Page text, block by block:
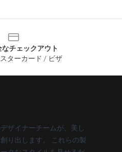
チェックアウト
ターカード / ビザ
ザイナーチームが、美し
り出します。 これらの製